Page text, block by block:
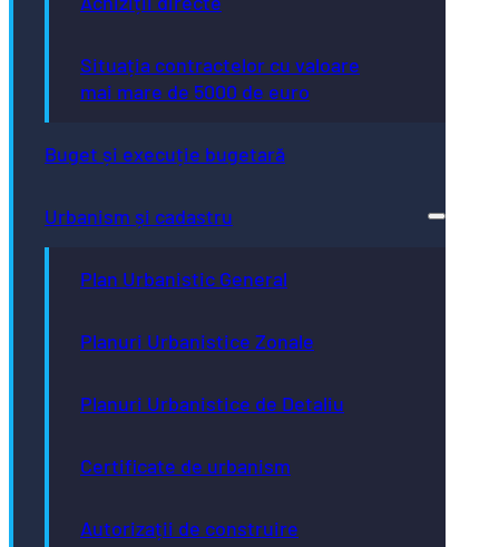
Situația contractelor cu valoare
mai mare de 5000 de euro
Buget și execuție bugetară
Urbanism și cadastru
Plan Urbanistic General
Planuri Urbanistice Zonale
Planuri Urbanistice de Detaliu
Certificate de urbanism
Autorizații de construire